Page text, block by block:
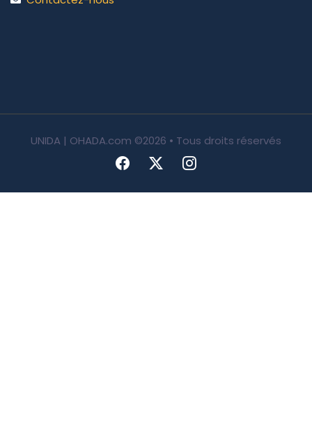
UNIDA | OHADA.com ©2026 • Tous droits réservés